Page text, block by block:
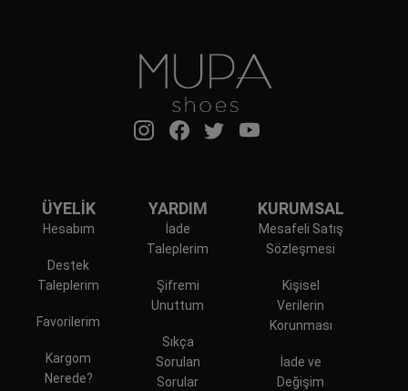
ÜYELİK
Hesabım
Destek
Taleplerim
Favorilerim
Kargom
Nerede?
YARDIM
İade
Taleplerim
Şifremi
Unuttum
Sıkça
Sorulan
Sorular
KURUMSAL
Mesafeli Satış
Sözleşmesi
Kişisel
Verilerin
Korunması
İade ve
Değişim